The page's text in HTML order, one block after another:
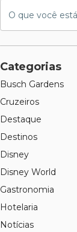
Categorias
Busch Gardens
Cruzeiros
Destaque
Destinos
Disney
Disney World
Gastronomia
Hotelaria
Notícias